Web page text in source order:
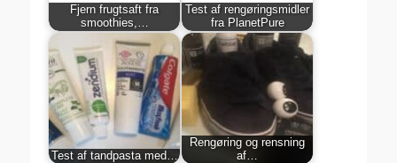
Fjern frugtsaft fra
smoothies,…
Test af rengøringsmidler
fra PlanetPure
Test af tandpasta med…
Rengøring og rensning
af…